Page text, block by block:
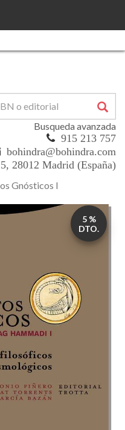
para mejorar nuestros
Busqueda avanzada
915 213 757
bohindra@bohindra.com
28012 Madrid (España)
Gnósticos I
5 %
DTO.